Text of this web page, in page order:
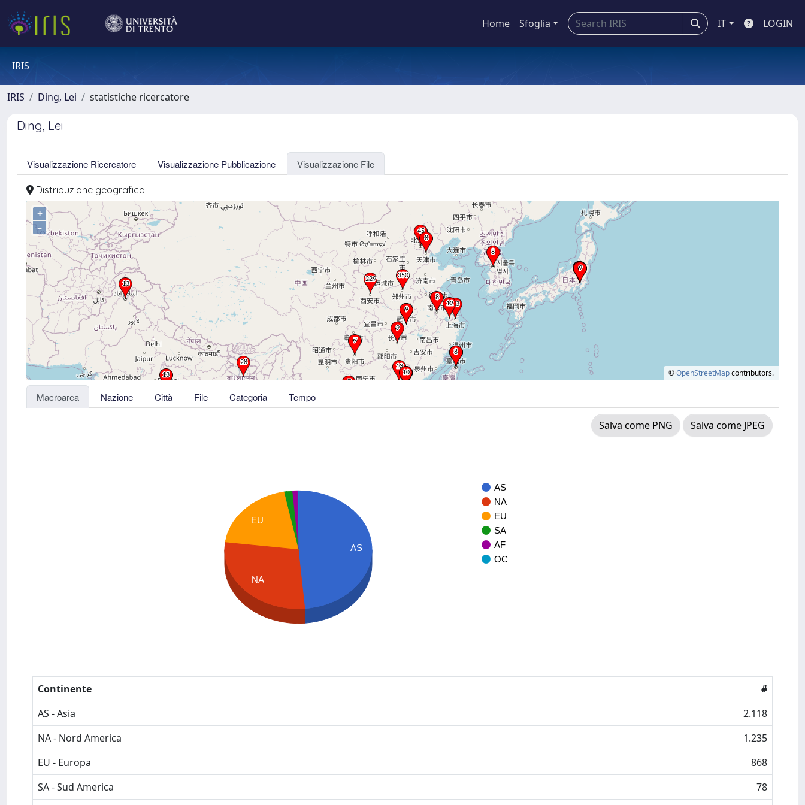
Home Sfoglia IT LOGIN
IRIS
IRIS Ding, Lei statistiche ricercatore
Ding, Lei
Visualizzazione Ricercatore Visualizzazione Pubblicazione Visualizzazione File
Distribuzione geografica
+
–
©OpenStreetMapcontributors.
Macroarea Nazione Città File Categoria Tempo
Salva come PNG Salva come JPEG
AS
NA
EU
SA
AF
OC
AS
EU
NA
Continente
#
AS - Asia
2.118
NA - Nord America
1.235
EU - Europa
868
SA - Sud America
78